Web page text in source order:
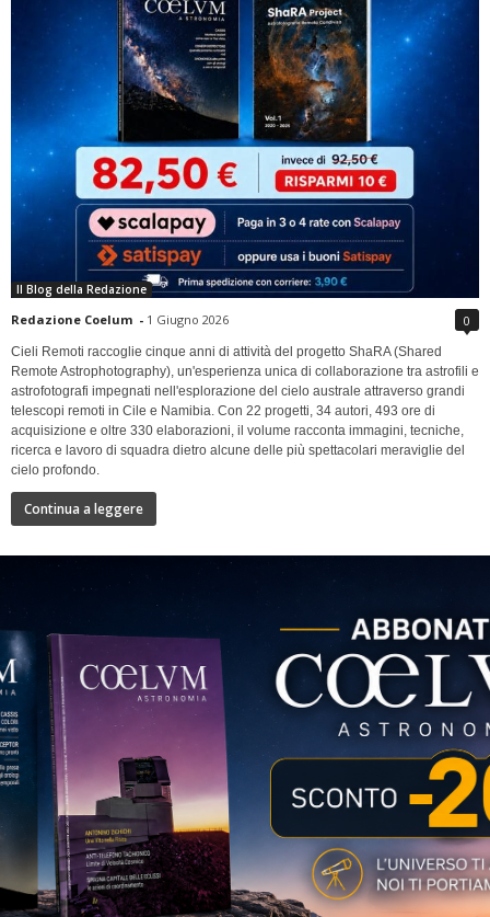
Il Blog della Redazione
Redazione Coelum - 1 Giugno 2026 0
Cieli Remoti raccoglie cinque anni di attività del progetto ShaRA (Shared
Remote Astrophotography), un'esperienza unica di collaborazione tra astrofili e
astrofotografi impegnati nell'esplorazione del cielo australe attraverso grandi
telescopi remoti in Cile e Namibia. Con 22 progetti, 34 autori, 493 ore di
acquisizione e oltre 330 elaborazioni, il volume racconta immagini, tecniche,
ricerca e lavoro di squadra dietro alcune delle più spettacolari meraviglie del
cielo profondo.
Continua a leggere